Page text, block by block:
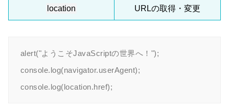
location URLの取得・変更
alert("ようこそJavaScriptの世界へ！");
console.log(navigator.userAgent);